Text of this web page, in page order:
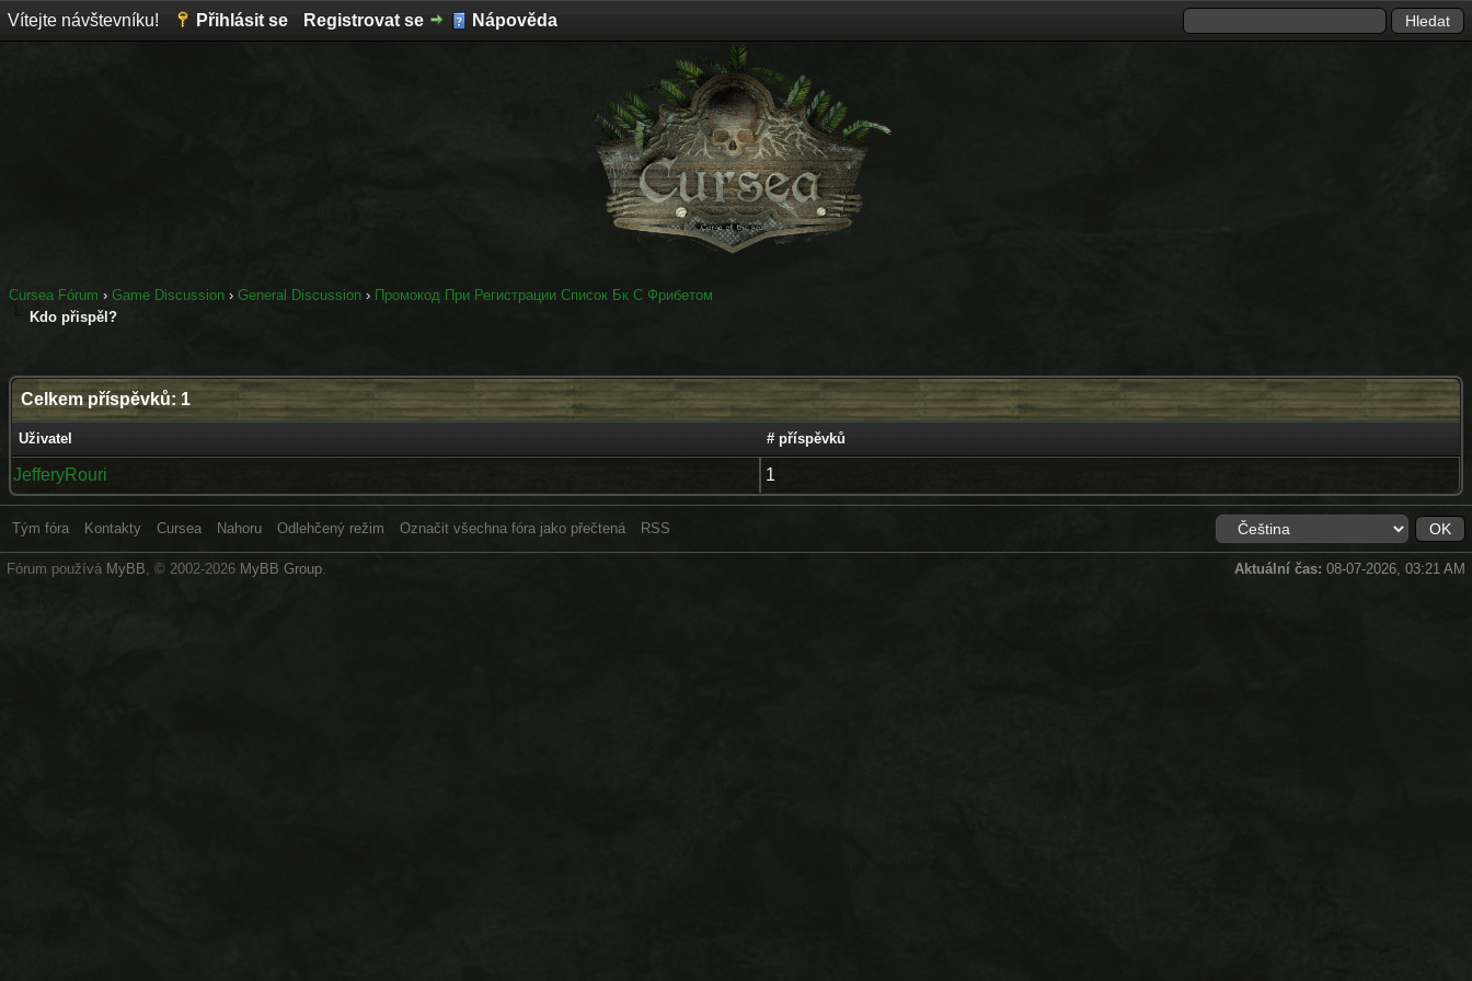
Vítejte návštevníku! Přihlásit se Registrovat se Nápověda
Cursea Fórum › Game Discussion › General Discussion › Промокод При Регистрации Список Бк С Фрибетом
Kdo přispěl?
Celkem příspěvků: 1
Uživatel # příspěvků
JefferyRouri 1
Tým fóra Kontakty Cursea Nahoru Odlehčený režim Označit všechna fóra jako přečtená RSS
Aktuální čas: 08-07-2026, 03:21 AM
Fórum používá MyBB, © 2002-2026 MyBB Group.